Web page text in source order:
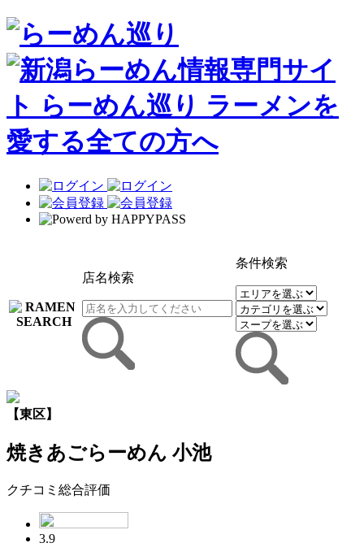
店名検索
条件検索
【東区】
焼きあごらーめん 小池
クチコミ総合評価
3.9